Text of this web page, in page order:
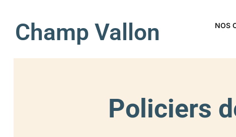
Champ Vallon NOS
Policiers